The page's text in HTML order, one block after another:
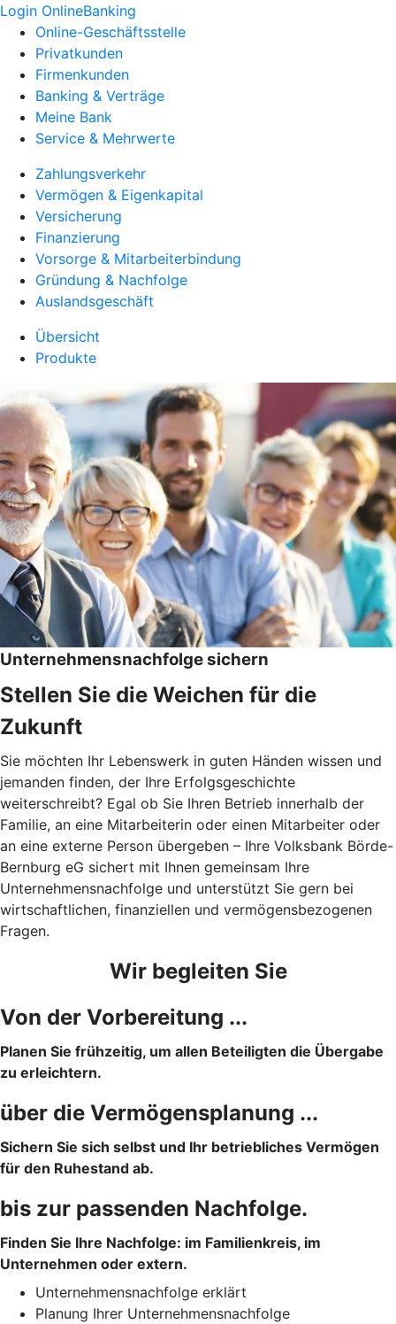
Login OnlineBanking
Online-Geschäftsstelle
Privatkunden
Firmenkunden
Banking & Verträge
Meine Bank
Service & Mehrwerte
Zahlungsverkehr
Vermögen & Eigenkapital
Versicherung
Finanzierung
Vorsorge & Mitarbeiterbindung
Gründung & Nachfolge
Auslandsgeschäft
Übersicht
Produkte
Unternehmensnachfolge sichern
Stellen Sie die Weichen für die
Zukunft
Sie möchten Ihr Lebenswerk in guten Händen wissen und
jemanden finden, der Ihre Erfolgsgeschichte
weiterschreibt? Egal ob Sie Ihren Betrieb innerhalb der
Familie, an eine Mitarbeiterin oder einen Mitarbeiter oder
an eine externe Person übergeben – Ihre Volksbank Börde-
Bernburg eG sichert mit Ihnen gemeinsam Ihre
Unternehmensnachfolge und unterstützt Sie gern bei
wirtschaftlichen, finanziellen und vermögensbezogenen
Fragen.
Wir begleiten Sie
Von der Vorbereitung ...
Planen Sie frühzeitig, um allen Beteiligten die Übergabe
zu erleichtern.
über die Vermögensplanung ...
Sichern Sie sich selbst und Ihr betriebliches Vermögen
für den Ruhestand ab.
bis zur passenden Nachfolge.
Finden Sie Ihre Nachfolge: im Familienkreis, im
Unternehmen oder extern.
Unternehmensnachfolge erklärt
Planung Ihrer Unternehmensnachfolge